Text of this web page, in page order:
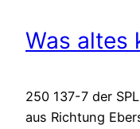
Was altes
250 137-7 der
aus Richtung